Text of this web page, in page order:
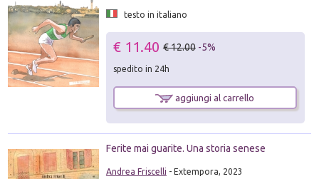
testo in italiano
€ 11.40 € 12.00 -5%
spedito in 24h
aggiungi al carrello
Ferite mai guarite. Una storia senese
Andrea Friscelli - Extempora, 2023